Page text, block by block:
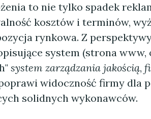
to nie tylko spadek
kosztów i terminów,
rynkowa. Z
system (strona www,
system zarządzania jakością,
widoczność firmy dla
solidnych wykonawców.